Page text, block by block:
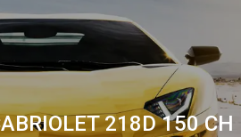
218D 150 CH